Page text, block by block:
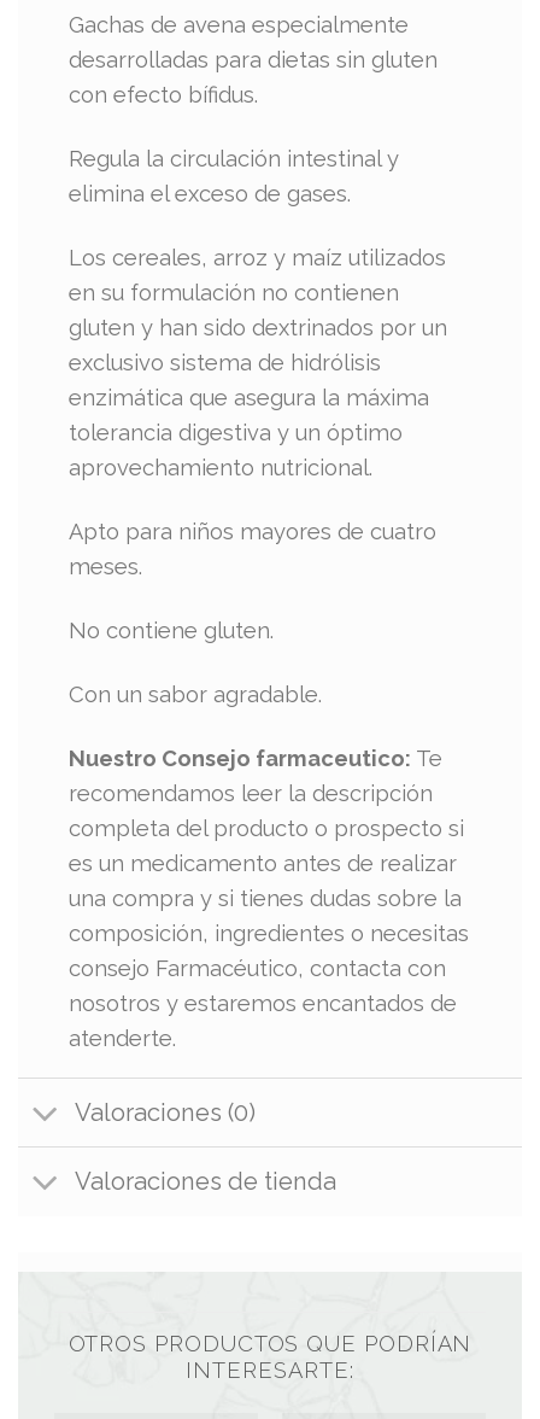
Gachas de avena especialmente
desarrolladas para dietas sin gluten
con efecto bífidus.
Regula la circulación intestinal y
elimina el exceso de gases.
Los cereales, arroz y maíz utilizados
en su formulación no contienen
gluten y han sido dextrinados por un
exclusivo sistema de hidrólisis
enzimática que asegura la máxima
tolerancia digestiva y un óptimo
aprovechamiento nutricional.
Apto para niños mayores de cuatro
meses.
No contiene gluten.
Con un sabor agradable.
Nuestro Consejo farmaceutico: Te
recomendamos leer la descripción
completa del producto o prospecto si
es un medicamento antes de realizar
una compra y si tienes dudas sobre la
composición, ingredientes o necesitas
consejo Farmacéutico, contacta con
nosotros y estaremos encantados de
atenderte.
Valoraciones (0)
Valoraciones de tienda
OTROS PRODUCTOS QUE PODRÍAN
INTERESARTE: